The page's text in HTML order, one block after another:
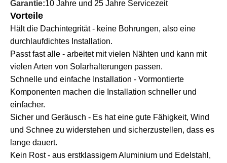
Garantie:10 Jahre und 25 Jahre Servicezeit
Vorteile
Hält die Dachintegrität - keine Bohrungen, also eine
durchlaufdichtes Installation.
Passt fast alle - arbeitet mit vielen Nähten und kann mit
vielen Arten von Solarhalterungen passen.
Schnelle und einfache Installation - Vormontierte
Komponenten machen die Installation schneller und
einfacher.
Sicher und Geräusch - Es hat eine gute Fähigkeit, Wind
und Schnee zu widerstehen und sicherzustellen, dass es
lange dauert.
Kein Rost - aus erstklassigem Aluminium und Edelstahl,